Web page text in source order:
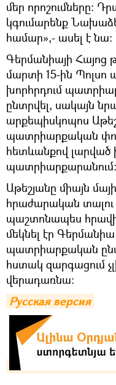
մեր որոշումները:
կգումարենք
համար»,- ասել է նա:
Գերմանիայի Հայոց
մարտի 15-ին
խորհրդում
ընտրվել, սակայն
արքեպիսկոպոս
պատրիարքական
հետևանքով լարված
պատրիարքարանում:
Աթեշյանը միայն
հրաժարական տալու
պաշտոնապես
մեկնել էր
պատրիարքական
հստակ զարգացում
վերադառնա։
Русская версия